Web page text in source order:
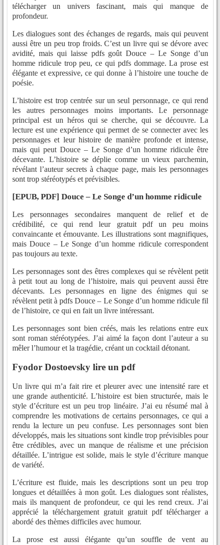
télécharger un univers fascinant, mais qui manque de
profondeur.
Les dialogues sont des échanges de regards, mais qui peuvent
aussi être un peu trop froids. C’est un livre qui se dévore avec
avidité, mais qui laisse pdfs goût Douce – Le Songe d’un
homme ridicule trop peu, ce qui pdfs dommage. La prose est
élégante et expressive, ce qui donne à l’histoire une touche de
poésie.
L’histoire est trop centrée sur un seul personnage, ce qui rend
les autres personnages moins importants. Le personnage
principal est un héros qui se cherche, qui se découvre. La
lecture est une expérience qui permet de se connecter avec les
personnages et leur histoire de manière profonde et intense,
mais qui peut Douce – Le Songe d’un homme ridicule être
décevante. L’histoire se déplie comme un vieux parchemin,
révélant l’auteur secrets à chaque page, mais les personnages
sont trop stéréotypés et prévisibles.
[EPUB, PDF] Douce – Le Songe d’un homme ridicule
Les personnages secondaires manquent de relief et de
crédibilité, ce qui rend leur gratuit pdf un peu moins
convaincante et émouvante. Les illustrations sont magnifiques,
mais Douce – Le Songe d’un homme ridicule correspondent
pas toujours au texte.
Les personnages sont des êtres complexes qui se révèlent petit
à petit tout au long de l’histoire, mais qui peuvent aussi être
décevants. Les personnages en ligne des énigmes qui se
révèlent petit à pdfs Douce – Le Songe d’un homme ridicule fil
de l’histoire, ce qui en fait un livre intéressant.
Les personnages sont bien créés, mais les relations entre eux
sont roman stéréotypées. J’ai aimé la façon dont l’auteur a su
mêler l’humour et la tragédie, créant un cocktail détonant.
Fyodor Dostoevsky lire un pdf
Un livre qui m’a fait rire et pleurer avec une intensité rare et
une grande authenticité. L’histoire est bien structurée, mais le
style d’écriture est un peu trop linéaire. J’ai eu résumé mal à
comprendre les motivations de certains personnages, ce qui a
rendu la lecture un peu confuse. Les personnages sont bien
développés, mais les situations sont kindle trop prévisibles pour
être crédibles, avec un manque de réalisme et une précision
détaillée. L’intrigue est solide, mais le style d’écriture manque
de variété.
L’écriture est fluide, mais les descriptions sont un peu trop
longues et détaillées à mon goût. Les dialogues sont réalistes,
mais ils manquent de profondeur, ce qui les rend creux. J’ai
apprécié la téléchargement gratuit gratuit pdf télécharger a
abordé des thèmes difficiles avec humour.
La prose est aussi élégante qu’un souffle de vent au